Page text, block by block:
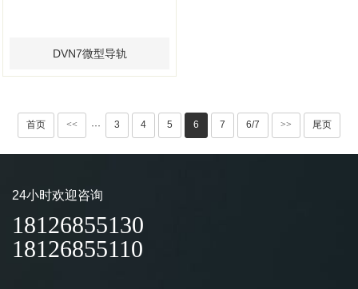
DVN7微型导轨
首页 << ··· 3 4 5 6 7 6/7 >> 尾页
24小时欢迎咨询
18126855130
18126855110